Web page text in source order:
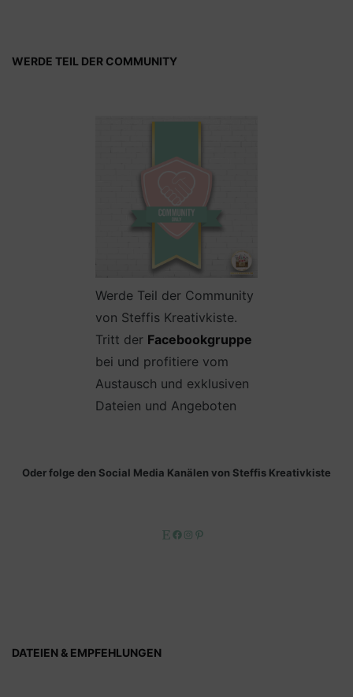
WERDE TEIL DER COMMUNITY
Werde Teil der Community
von Steffis Kreativkiste.
Tritt der Facebookgruppe
bei und profitiere vom
Austausch und exklusiven
Dateien und Angeboten
Oder folge den Social Media Kanälen von Steffis Kreativkiste
EtsyFacebook
Instagram
DATEIEN & EMPFEHLUNGEN